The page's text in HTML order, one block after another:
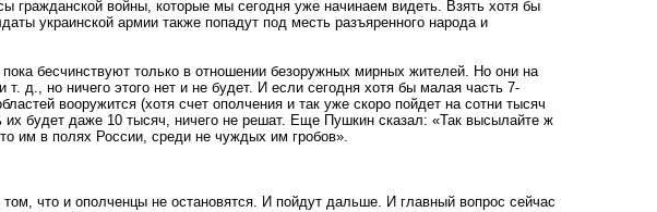
гражданской войны, которые мы сегодня уже начинаем видеть. Взять хотя бы
украинской армии также попадут под месть разъяренного народа и
бесчинствуют только в отношении безоружных мирных жителей. Но они на
д., но ничего этого нет и не будет. И если сегодня хотя бы малая часть 7-
вооружится (хотя счет ополчения и так уже скоро пойдет на сотни тысяч
их будет даже 10 тысяч, ничего не решат. Еще Пушкин сказал: «Так высылайте ж
им в полях России, среди не чуждых им гробов».
что и ополченцы не остановятся. И пойдут дальше. И главный вопрос сейчас